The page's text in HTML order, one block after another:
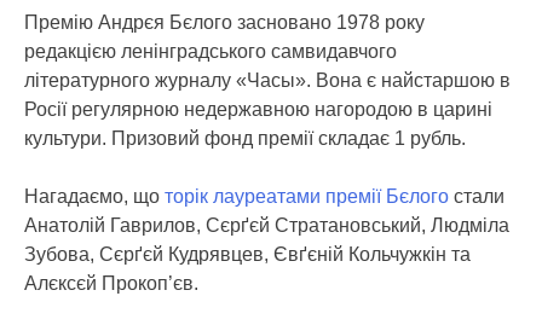
Премію Андрєя Бєлого засновано 1978 року
редакцією ленінградського самвидавчого
літературного журналу «Часы». Вона є найстаршою в
Росії регулярною недержавною нагородою в царині
культури. Призовий фонд премії складає 1 рубль.
Нагадаємо, що торік лауреатами премії Бєлого стали
Анатолій Гаврилов, Сєрґєй Стратановський, Людміла
Зубова, Сєрґєй Кудрявцев, Євґєній Кольчужкін та
Алєксєй Прокоп’єв.